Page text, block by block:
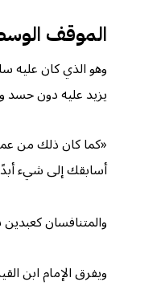
الموقف
وهو الذي كان عليه
يزيد عليه دون حسد
«كما كان ذلك من
أسابقك إلى شيء
والمتنافسان
ويفرق الإمام ابن